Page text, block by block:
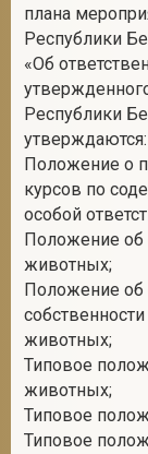
плана
Республики
«Об
Республики
Положение о
курсов по
особой
Положение об
животных;
Положение об
животных;
Типовое
животных;
Типовое
Типовое